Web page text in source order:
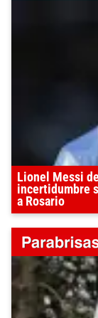
Lionel Messi
incertidumbre
a Rosario